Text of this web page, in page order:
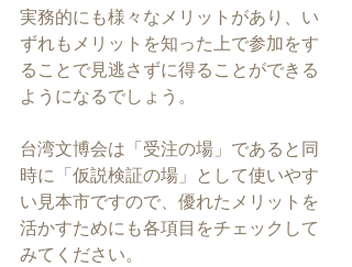
実務的にも様々なメリットがあり、い
ずれもメリットを知った上で参加をす
ることで見逃さずに得ることができる
ようになるでしょう。
台湾文博会は「受注の場」であると同
時に「仮説検証の場」として使いやす
い見本市ですので、優れたメリットを
活かすためにも各項目をチェックして
みてください。